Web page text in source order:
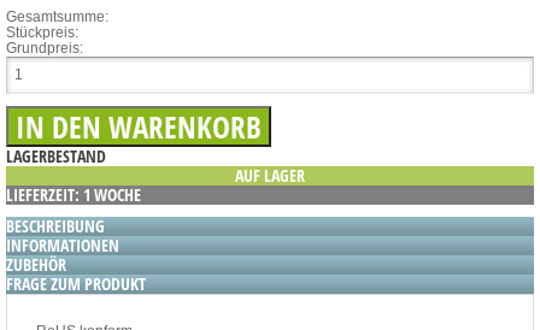
Gesamtsumme:
Stückpreis:
Grundpreis:
LAGERBESTAND
AUF LAGER
LIEFERZEIT: 1 WOCHE
BESCHREIBUNG
INFORMATIONEN
ZUBEHÖR
FRAGE ZUM PRODUKT